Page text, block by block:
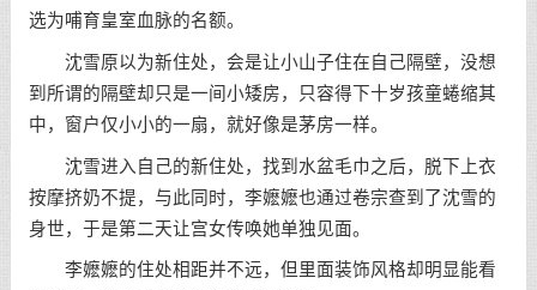
选为哺育皇室血脉的名额。
沈雪原以为新住处，会是让小山子住在自己隔壁，没想
到所谓的隔壁却只是一间小矮房，只容得下十岁孩童蜷缩其
中，窗户仅小小的一扇，就好像是茅房一样。
沈雪进入自己的新住处，找到水盆毛巾之后，脱下上衣
按摩挤奶不提，与此同时，李嬷嬷也通过卷宗查到了沈雪的
身世，于是第二天让宫女传唤她单独见面。
李嬷嬷的住处相距并不远，但里面装饰风格却明显能看